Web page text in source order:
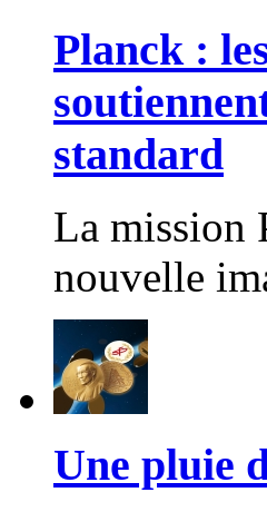
Planck :
standard
La mission
nouvelle
Une pluie